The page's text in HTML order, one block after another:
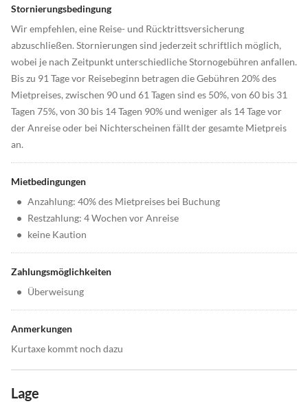
Stornierungsbedingung
Wir empfehlen, eine Reise- und Rücktrittsversicherung
abzuschließen. Stornierungen sind jederzeit schriftlich möglich,
wobei je nach Zeitpunkt unterschiedliche Stornogebühren anfallen.
Bis zu 91 Tage vor Reisebeginn betragen die Gebühren 20% des
Mietpreises, zwischen 90 und 61 Tagen sind es 50%, von 60 bis 31
Tagen 75%, von 30 bis 14 Tagen 90% und weniger als 14 Tage vor
der Anreise oder bei Nichterscheinen fällt der gesamte Mietpreis
an.
Mietbedingungen
• Anzahlung: 40% des Mietpreises bei Buchung
• Restzahlung: 4 Wochen vor Anreise
• keine Kaution
Zahlungsmöglichkeiten
• Überweisung
Anmerkungen
Kurtaxe kommt noch dazu
Lage